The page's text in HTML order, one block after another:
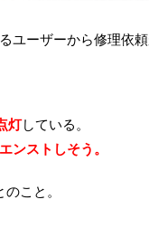
ユーザーから修理依頼
灯している。
エンストしそう。
こと。